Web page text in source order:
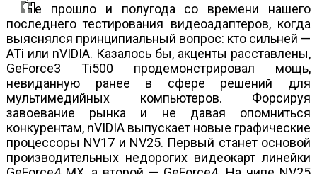
е прошло и полугода со времени нашего
последнего тестирования видеоадаптеров, когда
выяснялся принципиальный вопрос: кто сильней —
ATi или nVIDIA. Казалось бы, акценты расставлены,
GeForce3 Ti500 продемонстрировал мощь,
невиданную ранее в сфере решений для
мультимедийных компьютеров. Форсируя
завоевание рынка и не давая опомниться
конкурентам, nVIDIA выпускает новые графические
процессоры NV17 и NV25. Первый станет основой
производительных недорогих видеокарт линейки